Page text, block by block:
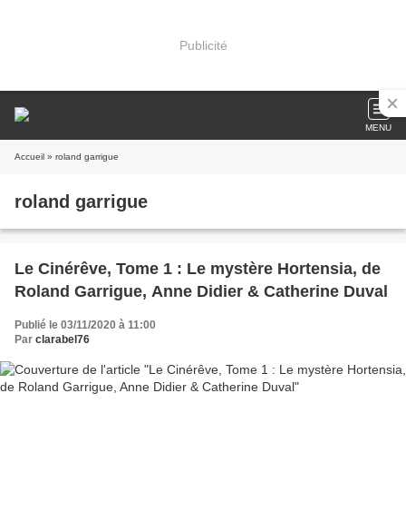
Publicité
MENU
Accueil » roland garrigue
roland garrigue
Le Cinérêve, Tome 1 : Le mystère Hortensia, de
Roland Garrigue, Anne Didier & Catherine Duval
Publié le 03/11/2020 à 11:00
Par clarabel76